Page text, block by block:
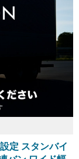
定 スタンバイ